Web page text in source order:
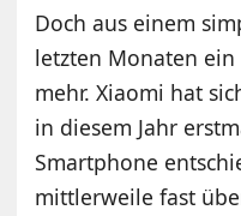
Doch aus einem
letzten Monaten
mehr. Xiaomi hat
in diesem Jahr
Smartphone
mittlerweile fast